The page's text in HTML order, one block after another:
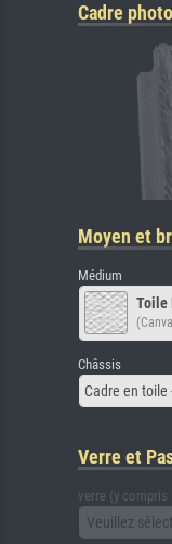
Cadre photo
Moyen et
Médium
Toile
Châssis
Cadre en toile
Verre et
verre (y compris
Veuillez